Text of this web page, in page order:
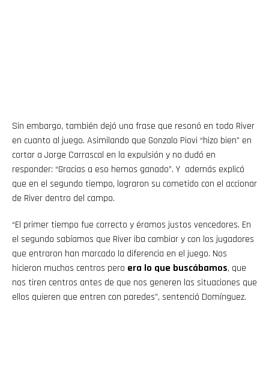
Sin embargo, también dejó una frase que resonó en todo River
en cuanto al juego. Asimilando que Gonzalo Piovi “hizo bien” en
cortar a Jorge Carrascal en la expulsión y no dudó en
responder: “Gracias a eso hemos ganado”. Y además explicó
que en el segundo tiempo, lograron su cometido con el accionar
de River dentro del campo.
“El primer tiempo fue correcto y éramos justos vencedores. En
el segundo sabíamos que River iba cambiar y con los jugadores
que entraron han marcado la diferencia en el juego. Nos
hicieron muchos centros pero era lo que buscábamos, que
nos tiren centros antes de que nos generen las situaciones que
ellos quieren que entren con paredes”, sentenció Domínguez.
Flipboard
Reddit